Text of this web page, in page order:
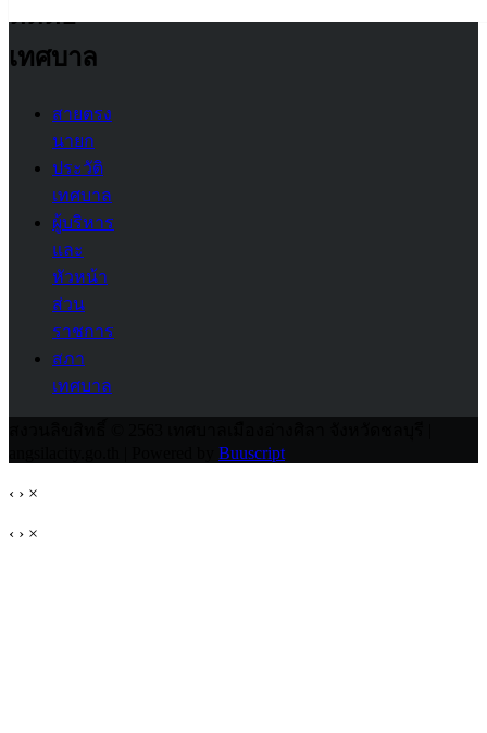
ติดต่อ
เทศบาล
สายตรง
นายก
ประวัติ
เทศบาล
ผู้บริหาร
และ
หัวหน้า
ส่วน
ราชการ
สภา
เทศบาล
Buuscript
‹ › ×
‹ › ×